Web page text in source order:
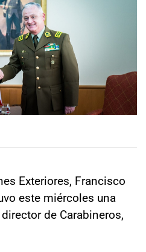
Económicas
Exteriores, Francisco
este miércoles una
de Carabineros,